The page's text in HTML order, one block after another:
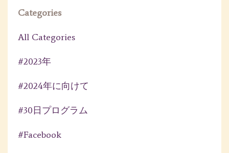
Categories
All Categories
#2023年
#2024年に向けて
#30日プログラム
#facebook